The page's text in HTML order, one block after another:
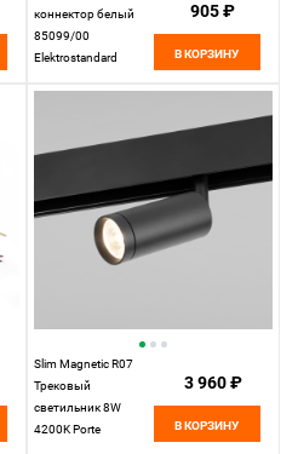
коннектор белый
85099/00
Elektrostandard
905 ₽
В КОРЗИНУ
Slim Magnetic R07
Трековый
светильник 8W
4200K Porte
3 960 ₽
В КОРЗИНУ